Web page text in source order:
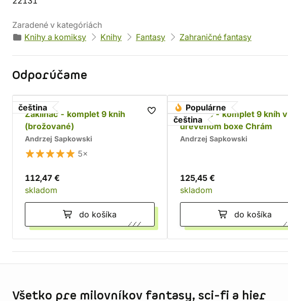
Zaradené v kategóriách
Knihy a komiksy
Knihy Fantasy Zahraničné fantasy
Odporúčame
čeština
Zaklínač - komplet 9 knih
(brožované)
Andrzej Sapkowski
5×
112,47 €
skladom
do košíka
Populárne
čeština
Zaklínač - komplet 9 kníh v
drevenom boxe Chrám
Andrzej Sapkowski
125,45 €
skladom
do košíka
Všetko pre milovníkov fantasy, sci-fi a hier